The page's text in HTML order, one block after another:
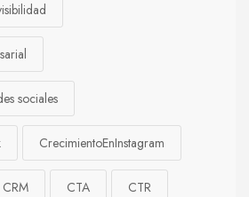
sociales
CrecimientoEnInstagram
CRM CTA CTR